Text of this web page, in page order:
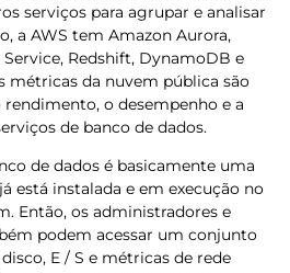
serviços para agrupar e analisar
a AWS tem Amazon Aurora,
Redshift, DynamoDB e
métricas da nuvem pública são
o desempenho e a
de banco de dados.
de dados é basicamente uma
está instalada e em execução no
Então, os administradores e
podem acessar um conjunto
E / S e métricas de rede